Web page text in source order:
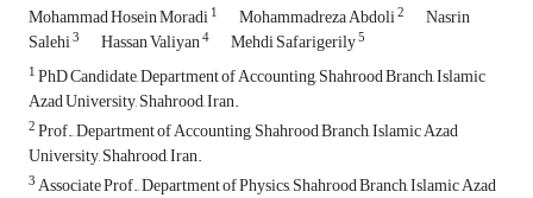
Mohammad Hosein Moradi1 Mohammadreza Abdoli2 Nasrin
Salehi3 Hassan Valiyan4 Mehdi Safarigerily5
1PhD Candidate, Department of Accounting, Shahrood Branch, Islamic
Azad University, Shahrood, Iran.
2Prof., Department of Accounting, Shahrood Branch, Islamic Azad
University, Shahrood, Iran.
3Associate Prof., Department of Physics, Shahrood Branch, Islamic Azad